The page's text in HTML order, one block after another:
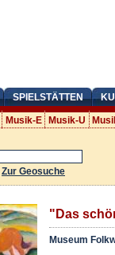
SPIELSTÄTTEN
Musik-E Musik-U
Zur Geosuche
"Das
Museum